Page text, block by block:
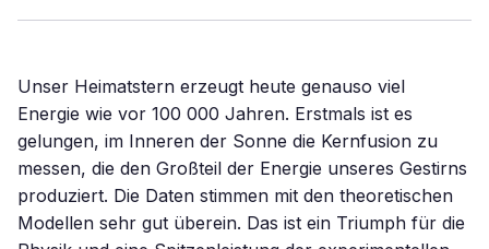
Unser Heimatstern erzeugt heute genauso viel
Energie wie vor 100 000 Jahren. Erstmals ist es
gelungen, im Inneren der Sonne die Kernfusion zu
messen, die den Großteil der Energie unseres Gestirns
produziert. Die Daten stimmen mit den theoretischen
Modellen sehr gut überein. Das ist ein Triumph für die